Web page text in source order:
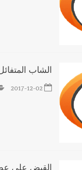
الشاب
2017-12-02
القبض على